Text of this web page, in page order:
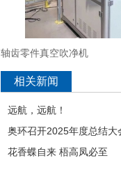
轴齿零件真空吹净机
相关新闻
远航，远航！
奥环召开2025年度总结大
花香蝶自来 梧高凤必至